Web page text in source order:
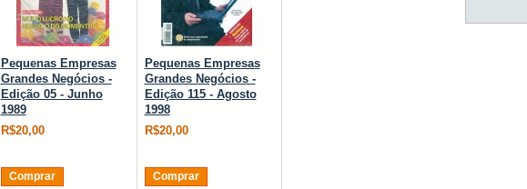
Pequenas Empresas
Grandes Negócios -
Edição 05 - Junho
1989
R$20,00
Comprar
Pequenas Empresas
Grandes Negócios -
Edição 115 - Agosto
1998
R$20,00
Comprar